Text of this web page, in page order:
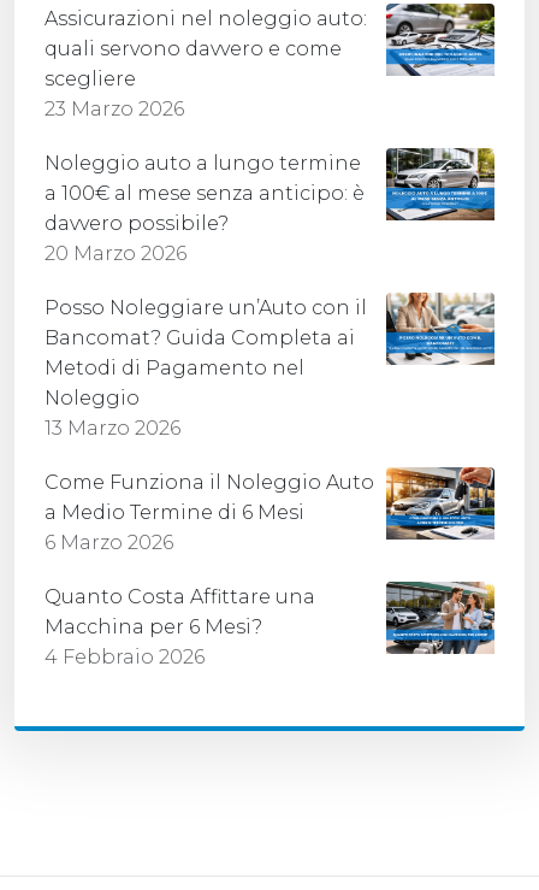
Assicurazioni nel noleggio auto:
quali servono davvero e come
scegliere
23 Marzo 2026
Noleggio auto a lungo termine
a 100€ al mese senza anticipo: è
davvero possibile?
20 Marzo 2026
Posso Noleggiare un’Auto con il
Bancomat? Guida Completa ai
Metodi di Pagamento nel
Noleggio
13 Marzo 2026
Come Funziona il Noleggio Auto
a Medio Termine di 6 Mesi
6 Marzo 2026
Quanto Costa Affittare una
Macchina per 6 Mesi?
4 Febbraio 2026